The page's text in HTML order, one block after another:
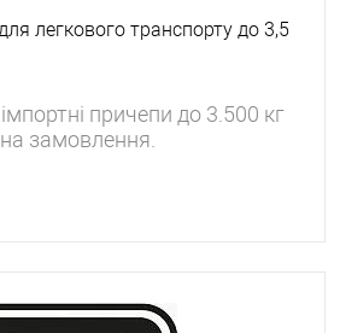
легкового транспорту до 3,5
причепи до 3.500 кг
замовлення.